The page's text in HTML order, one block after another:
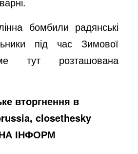
бомбили радянські
під час Зимової
тут розташована
вторгнення в
closethesky
ІНФОРМ